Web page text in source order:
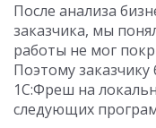
После анализа
заказчика, мы
работы не мог
Поэтому
1С:Фреш на
следующих